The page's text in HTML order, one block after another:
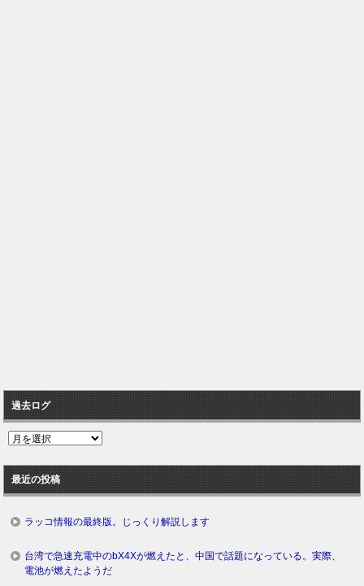
過去ログ
過
ロ
グ
最近の投稿
ラッコ情報の最終版。じっくり解説します
台湾で急速充電中のbX4Xが燃えたと、中国で話題になっている。実際、
電池が燃えたようだ